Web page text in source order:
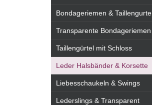
Bondageriemen & Taillengurte
Transparente Bondageriemen
Taillengürtel mit Schloss
Leder Halsbänder & Korsette
Liebesschaukeln & Swings
Lederslings & Transparent